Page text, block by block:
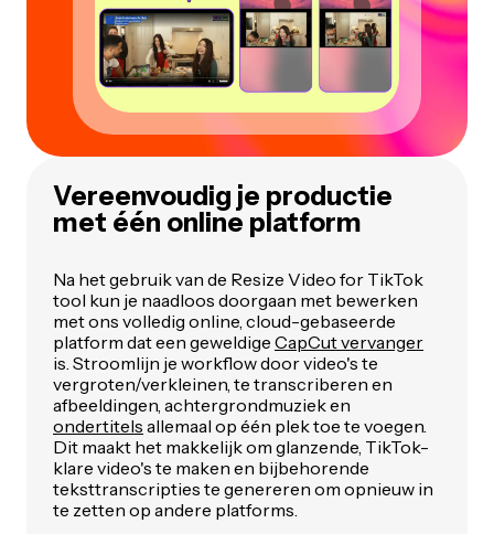
Vereenvoudig je productie
met één online platform
Na het gebruik van de Resize Video for TikTok
tool kun je naadloos doorgaan met bewerken
met ons volledig online, cloud-gebaseerde
platform dat een geweldige CapCut vervanger
is. Stroomlijn je workflow door video's te
vergroten/verkleinen, te transcriberen en
afbeeldingen, achtergrondmuziek en
ondertitels allemaal op één plek toe te voegen.
Dit maakt het makkelijk om glanzende, TikTok-
klare video's te maken en bijbehorende
teksttranscripties te genereren om opnieuw in
te zetten op andere platforms.